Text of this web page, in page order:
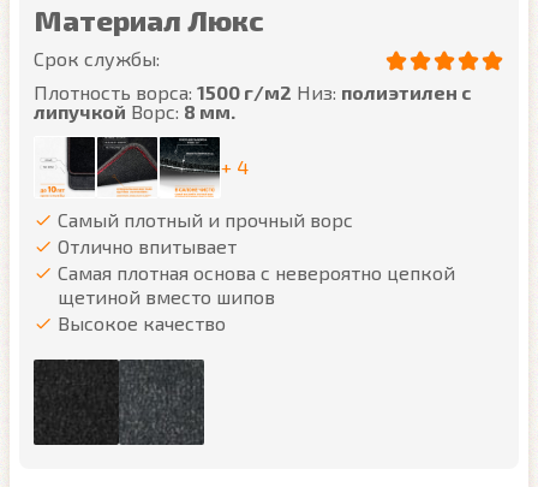
Материал Люкс
Срок службы:
Плотность ворса: 1500 г/м2 Низ: полиэтилен с
липучкой Ворс: 8 мм.
+ 4
Самый плотный и прочный ворс
Отлично впитывает
Самая плотная основа с невероятно цепкой
щетиной вместо шипов
Высокое качество